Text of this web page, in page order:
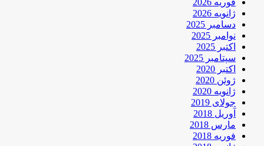
ژانویه 2026
دسامبر 2025
نوامبر 2025
اکتبر 2025
سپتامبر 2025
اکتبر 2020
ژوئن 2020
ژانویه 2020
جولای 2019
آوریل 2018
مارس 2018
فوریه 2018